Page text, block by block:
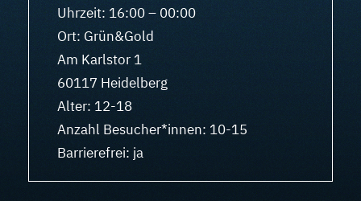
Uhrzeit: 16:00 – 00:00
Ort: Grün&Gold
Am Karlstor 1
60117 Heidelberg
Alter: 12-18
Anzahl Besucher*innen: 10-15
Barrierefrei: ja